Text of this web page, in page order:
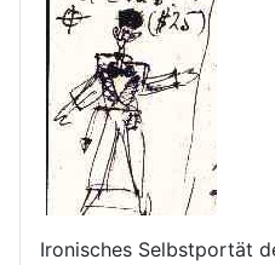
Ironisches Selbstportät